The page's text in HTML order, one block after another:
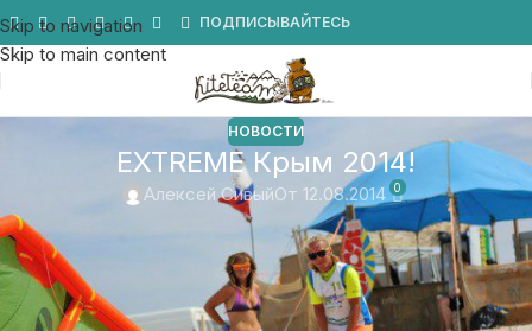
Skip to navigation
Skip to main content
ПОДПИСЫВАЙТЕСЬ
НОВОСТИ
EXTREME Крым 2014!
Алексей СивыйОт 12.08.2014 0